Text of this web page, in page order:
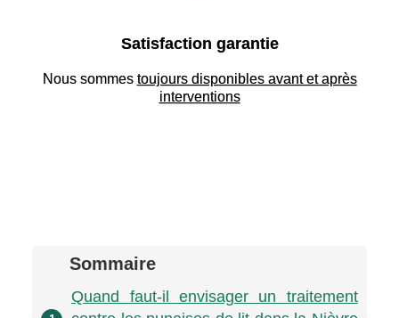
Satisfaction garantie
Nous sommes toujours disponibles avant et après
interventions
Sommaire
Quand faut-il envisager un traitement